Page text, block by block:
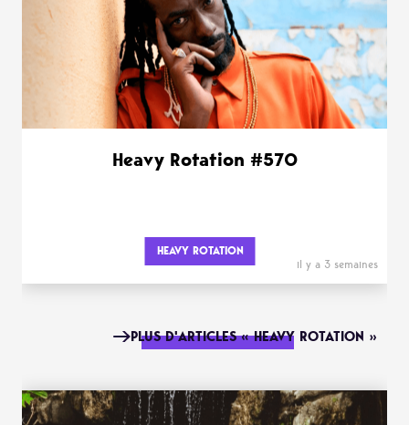
Heavy Rotation #570
HEAVY ROTATION
il y a 3 semaines
PLUS D'ARTICLES « HEAVY ROTATION »